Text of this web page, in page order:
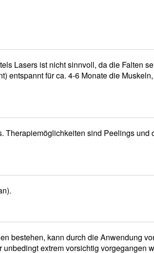
Lasers ist nicht sinnvoll, da die Falten
entspannt für ca. 4-6 Monate die
Therapiemöglichkeiten sind Peelings und
bestehen, kann durch die Anwendung
extrem vorsichtig vorgegangen